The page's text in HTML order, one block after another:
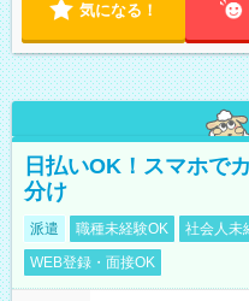
気になる！
日払いOK！スマホで
分け
派遣 職種未経験OK 社会人未
WEB登録・面接OK